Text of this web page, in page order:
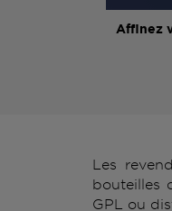
Affinez
Les
bouteilles
GPL ou